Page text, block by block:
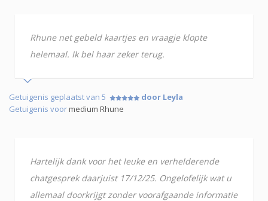
Rhune net gebeld kaartjes en vraagje klopte
helemaal. Ik bel haar zeker terug.
Getuigenis geplaatst van 5
door Leyla
Getuigenis voormedium Rhune
Hartelijk dank voor het leuke en verhelderende
chatgesprek daarjuist 17/12/25. Ongelofelijk wat u
allemaal doorkrijgt zonder voorafgaande informatie